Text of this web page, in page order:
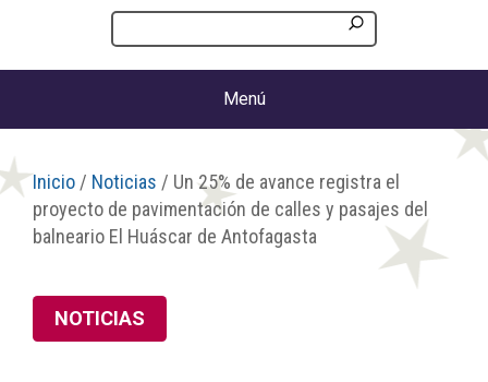
Menú
Inicio / Noticias / Un 25% de avance registra el
proyecto de pavimentación de calles y pasajes del
balneario El Huáscar de Antofagasta
NOTICIAS